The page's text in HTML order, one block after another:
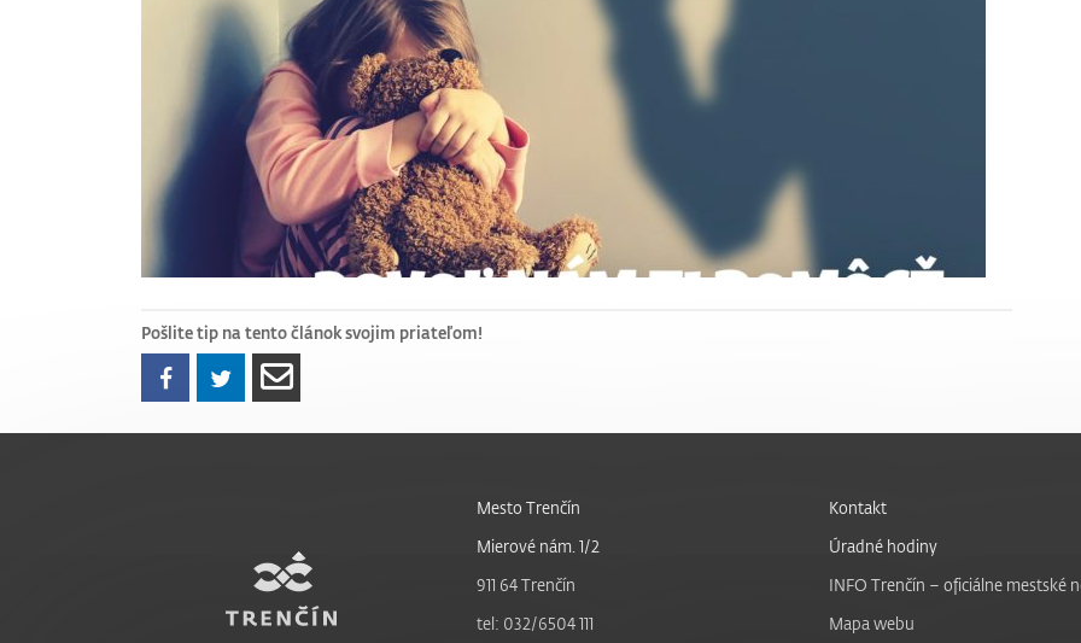
Pošlite tip na tento článok svojim priateľom!
Mesto Trenčín
Mierové nám. 1/2
911 64 Trenčín
tel: 032/6504 111
Kontakt
Úradné hodiny
INFO Trenčín – oficiálne mestské
Mapa webu